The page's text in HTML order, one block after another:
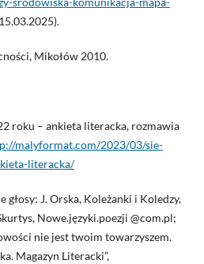
Mikołów 2010.
roku – ankieta literacka, rozmawia
malyformat.com/2023/03/sie-
literacka/
głosy: J. Orska, Koleżanki i Koledzy,
Nowe.języki.poezji @com.pl;
nie jest twoim towarzyszem.
Magazyn Literacki”,